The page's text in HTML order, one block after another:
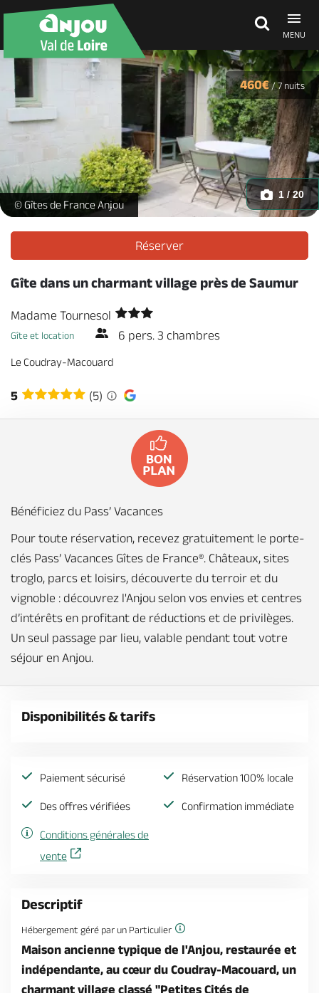
MENU
Agenda
Dormir, manger
Séjours, cadeaux
Billetterie en ligne
Madame Tournesol_1 -
© Gîtes de France Anjou
1 / 20
460€/7 nuits
Réserver
Gîte dans un charmant village près de Saumur
Madame Tournesol
Gîte et location 6 pers. 3 chambres
Le Coudray-Macouard
5 (5)
Bénéficiez du Pass’ Vacances
Pour toute réservation, recevez gratuitement le porte-
clés Pass’ Vacances Gîtes de France®. Châteaux, sites
troglo, parcs et loisirs, découverte du terroir et du
vignoble : découvrez l'Anjou selon vos envies et centres
d’intérêts en profitant de réductions et de privilèges.
Un seul passage par lieu, valable pendant tout votre
séjour en Anjou.
Disponibilités & tarifs
Paiement sécurisé Réservation 100% locale
Des offres vérifiées Confirmation immédiate
Conditions générales de
vente
Descriptif
Hébergement géré par un Particulier
Maison ancienne typique de l'Anjou, restaurée et
indépendante, au cœur du Coudray-Macouard, un
charmant village classé "Petites Cités de